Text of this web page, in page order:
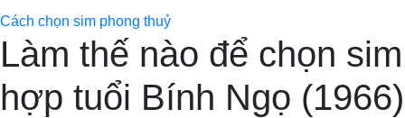
Cách chọn sim phong thuỷ
Làm thế nào để chọn sim
hợp tuổi Bính Ngọ (1966)